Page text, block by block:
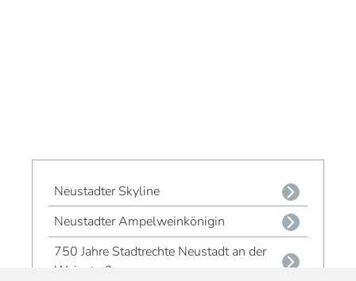
Neustadter Skyline
Neustadter Ampelweinkönigin
750 Jahre Stadtrechte Neustadt an der
Weinstraße